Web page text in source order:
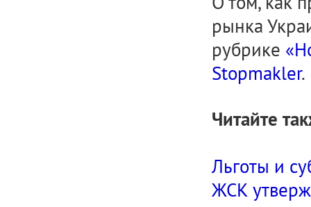
рынка
рубрике
Stopmakler.
Читайте
Льготы и
ЖСК